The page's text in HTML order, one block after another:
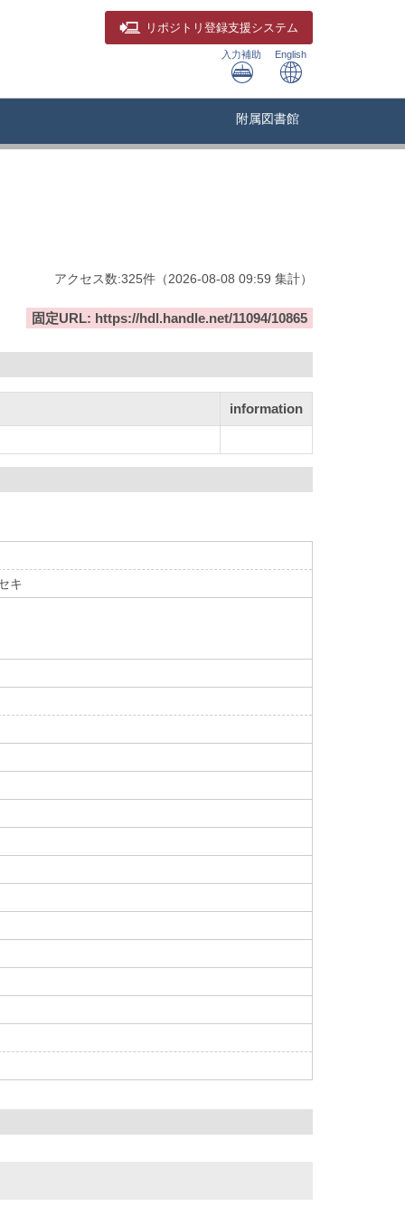
リポジトリ 登録支援システム
入力補助 English
附属図書館
アクセス数:325件 （2026-08-08 09:59 集計）
固定URL: https://hdl.handle.net/11094/10865
information
キ